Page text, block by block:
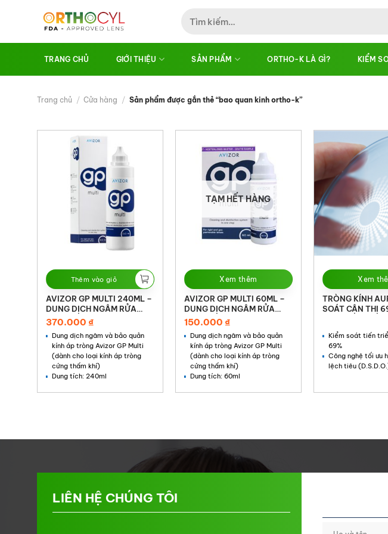
kiếm:
TRANG CHỦ GIỚI THIỆU SẢN PHẨM ORTHO-K LÀ GÌ? KIỂM
Trang chủ / Cửa hàng / Sản phẩm được gắn thẻ “bao quan kinh ortho-k”
AVIZOR GP MULTI 240ML –
DUNG DỊCH NGÂM RỬA
KÍNH
370.000 ₫
Dung dịch ngâm và bảo quản
kính áp tròng Avizor GP Multi
(dành cho loại kính áp tròng
cứng thấm khí)
Dung tích: 240ml
Thêm vào giỏ
TẠM HẾT HÀNG
AVIZOR GP MULTI 60ML –
DUNG DỊCH NGÂM RỬA
KÍNH
150.000 ₫
Dung dịch ngâm và bảo quản
kính áp tròng Avizor GP Multi
(dành cho loại kính áp tròng
cứng thấm khí)
Dung tích: 60ml
Xem thêm
TRÒNG KÍNH
SOÁT CẬN THỊ
Kiểm soát tiến
69%
Công nghệ tối ưu
lệch tiêu
Xem
LIÊN HỆ CHÚNG TÔI